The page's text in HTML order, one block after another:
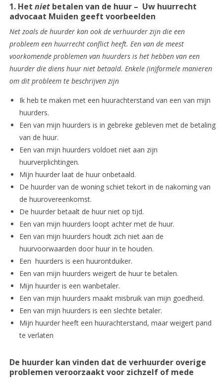
1. Het nietbetalen van de huur – Uw huurrecht
advocaat Muiden geeft voorbeelden
Net zoals de huurder kan ook de verhuurder zijn die een
probleem een huurrecht conflict heeft. Een van de meest
voorkomende problemen van huurders is het hebben van een
huurder die diens huur niet betaald. Enkele (in)formele manieren
om dit probleem te beschrijven zijn
Ik heb te maken met een huurachterstand van een van mijn
huurders.
Een van mijn huurders is in gebreke gebleven met de betaling
van de huur.
Een van mijn huurders voldoet niet aan zijn
huurverplichtingen.
Mijn huurder laat de huur onbetaald.
De huurder van de woning schiet tekort in de nakoming van
de huurovereenkomst.
De huurder betaalt de huur niet op tijd.
Een van mijn huurders loopt achter met de huur.
Een van mijn huurders houdt zich niet aan de
huurvoorwaarden door huur in te houden.
Een huurders is een huurontduiker.
Een van mijn huurders weigert de huur te betalen.
Mijn huurder is een wanbetaler.
Een van mijn huurders maakt misbruik van mijn goedheid.
Een van mijn huurders is een slechte betaler.
Mijn huurder heeft een huurachterstand, maar weigert pand
te verlaten
De huurder kan vinden dat de verhuurder overige
problemen veroorzaakt voor zichzelf of mede